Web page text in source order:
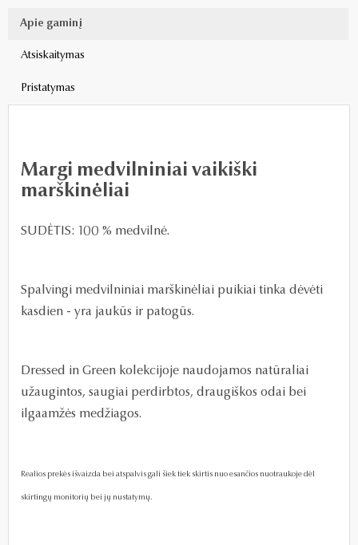
Apie gaminį
Atsiskaitymas
Pristatymas
Margi medvilniniai vaikiški
marškinėliai
SUDĖTIS: 100 % medvilnė.
Spalvingi medvilniniai marškinėliai puikiai tinka dėvėti
kasdien - yra jaukūs ir patogūs.
Dressed in Green kolekcijoje naudojamos natūraliai
užaugintos, saugiai perdirbtos, draugiškos odai bei
ilgaamžės medžiagos.
Realios prekės išvaizda bei atspalvis gali šiek tiek skirtis nuo esančios nuotraukoje dėl
skirtingų monitorių bei jų nustatymų.